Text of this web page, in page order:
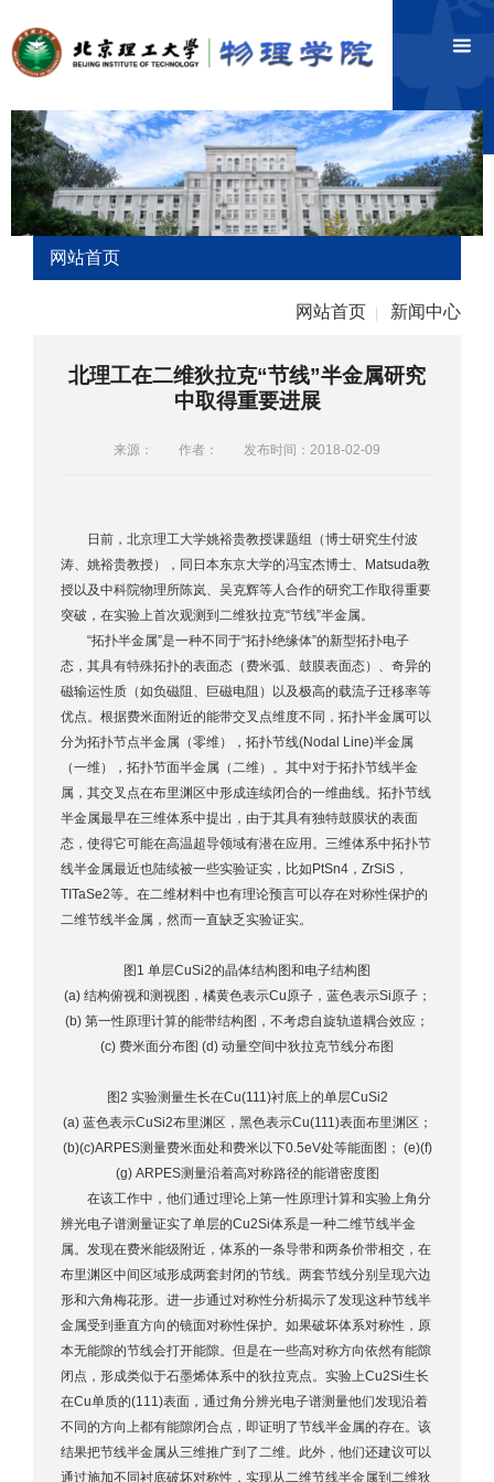
网站首页
网站首页 新闻中心
北理工在二维狄拉克“节线”半金属研究
中取得重要进展
来源： 作者： 发布时间：2018-02-09
日前，北京理工大学姚裕贵教授课题组（博士研究生付波
涛、姚裕贵教授），同日本东京大学的冯宝杰博士、Matsuda教
授以及中科院物理所陈岚、吴克辉等人合作的研究工作取得重要
突破，在实验上首次观测到二维狄拉克“节线”半金属。
“拓扑半金属”是一种不同于“拓扑绝缘体”的新型拓扑电子
态，其具有特殊拓扑的表面态（费米弧、鼓膜表面态）、奇异的
磁输运性质（如负磁阻、巨磁电阻）以及极高的载流子迁移率等
优点。根据费米面附近的能带交叉点维度不同，拓扑半金属可以
分为拓扑节点半金属（零维），拓扑节线(Nodal Line)半金属
（一维），拓扑节面半金属（二维）。其中对于拓扑节线半金
属，其交叉点在布里渊区中形成连续闭合的一维曲线。拓扑节线
半金属最早在三维体系中提出，由于其具有独特鼓膜状的表面
态，使得它可能在高温超导领域有潜在应用。三维体系中拓扑节
线半金属最近也陆续被一些实验证实，比如PtSn4，ZrSiS，
TITaSe2等。在二维材料中也有理论预言可以存在对称性保护的
二维节线半金属，然而一直缺乏实验证实。
图1 单层CuSi2的晶体结构图和电子结构图
(a) 结构俯视和测视图，橘黄色表示Cu原子，蓝色表示Si原子；
(b) 第一性原理计算的能带结构图，不考虑自旋轨道耦合效应；
(c) 费米面分布图 (d) 动量空间中狄拉克节线分布图
图2 实验测量生长在Cu(111)衬底上的单层CuSi2
(a) 蓝色表示CuSi2布里渊区，黑色表示Cu(111)表面布里渊区；
(b)(c)ARPES测量费米面处和费米以下0.5eV处等能面图； (e)(f)
(g) ARPES测量沿着高对称路径的能谱密度图
在该工作中，他们通过理论上第一性原理计算和实验上角分
辨光电子谱测量证实了单层的Cu2Si体系是一种二维节线半金
属。发现在费米能级附近，体系的一条导带和两条价带相交，在
布里渊区中间区域形成两套封闭的节线。两套节线分别呈现六边
形和六角梅花形。进一步通过对称性分析揭示了发现这种节线半
金属受到垂直方向的镜面对称性保护。如果破坏体系对称性，原
本无能隙的节线会打开能隙。但是在一些高对称方向依然有能隙
闭点，形成类似于石墨烯体系中的狄拉克点。实验上Cu2Si生长
在Cu单质的(111)表面，通过角分辨光电子谱测量他们发现沿着
不同的方向上都有能隙闭合点，即证明了节线半金属的存在。该
结果把节线半金属从三维推广到了二维。此外，他们还建议可以
通过施加不同衬底破坏对称性，实现从二维节线半金属到二维狄